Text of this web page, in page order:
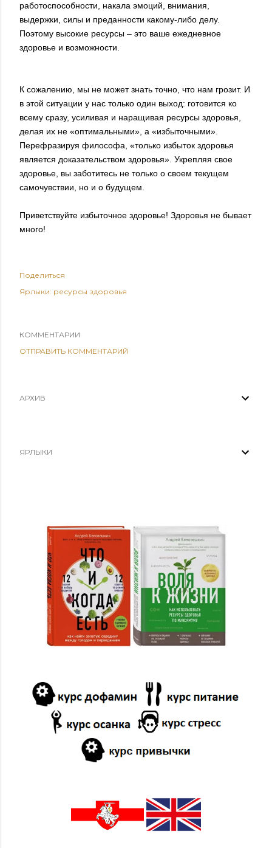
работоспособности, накала эмоций, внимания,
выдержки, силы и преданности какому-либо делу.
Поэтому высокие ресурсы – это ваше ежедневное
здоровье и возможности.
К сожалению, мы не может знать точно, что нам грозит. И
в этой ситуации у нас только один выход: готовится ко
всему сразу, усиливая и наращивая ресурсы здоровья,
делая их не «оптимальными», а «избыточными».
Перефразируя философа, «только избыток здоровья
является доказательством здоровья». Укрепляя свое
здоровье, вы заботитесь не только о своем текущем
самочувствии, но и о будущем.
Приветствуйте избыточное здоровье! Здоровья не бывает
много!
Поделиться
Ярлыки: ресурсы здоровья
КОММЕНТАРИИ
ОТПРАВИТЬ КОММЕНТАРИЙ
АРХИВ
ЯРЛЫКИ